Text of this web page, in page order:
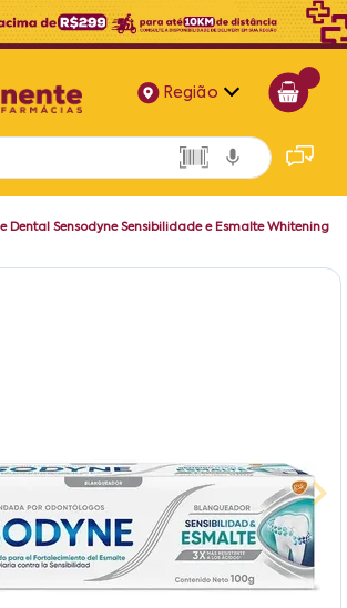
Região
Alagoas
Bahia
Dental Sensodyne Sensibilidade e Esmalte Whitening